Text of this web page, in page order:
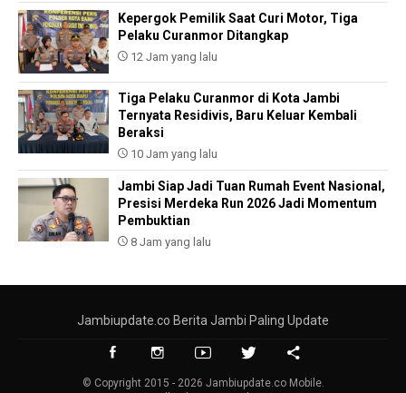
Kepergok Pemilik Saat Curi Motor, Tiga
Pelaku Curanmor Ditangkap
12 Jam yang lalu
Tiga Pelaku Curanmor di Kota Jambi
Ternyata Residivis, Baru Keluar Kembali
Beraksi
10 Jam yang lalu
Jambi Siap Jadi Tuan Rumah Event Nasional,
Presisi Merdeka Run 2026 Jadi Momentum
Pembuktian
8 Jam yang lalu
Jambiupdate.co Berita Jambi Paling Update
© Copyright 2015 - 2026 Jambiupdate.co Mobile.